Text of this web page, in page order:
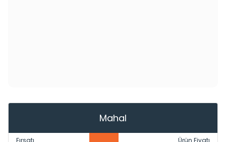
Mahal
Fırsatı Ürün Fiyatı